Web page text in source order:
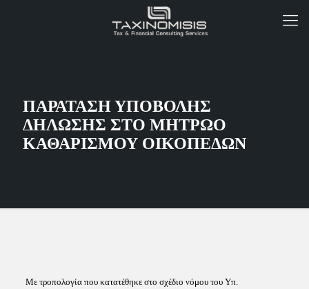
ΠΑΡΑΤΑΣΗ ΥΠΟΒΟΛΗΣ
ΔΗΛΩΣΗΣ ΣΤΟ ΜΗΤΡΩΟ
ΚΑΘΑΡΙΣΜΟΥ ΟΙΚΟΠΕΔΩΝ
Με τροπολογία που κατατέθηκε στο σχέδιο νόμου του Υπ.